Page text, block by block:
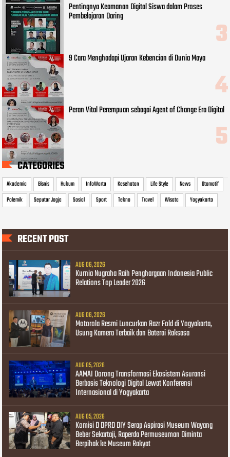
Pentingnya Keamanan Digital Siswa dalam Proses
Pembelajaran Daring
9 Cara Menghadapi Ujaran Kebencian di Dunia Maya
Peran Vital Perempuan sebagai Agent of Change Era Digital
CATEGORIES
Akademia Bisnis Hukum InfoWarta Kesehatan Life Style News
Otomotif
Polemik
Seputar Jogja Sosial Sport Tekno Travel Wisata Yogyakarta
RECENT POST
AUG 06, 2026
Kurnia Nugraha Raih Penghargaan Indonesia Public
Relations Top Leader 2026
AUG 06, 2026
Motorola Resmi Luncurkan Razr Fold di Yogyakarta,
Usung Kamera Terbaik dan Baterai Raksasa
AUG 05, 2026
AAMAI Dorong Transformasi Ekosistem Asuransi
Berbasis Teknologi Digital Lewat Konferensi
Internasional di Yogyakarta
AUG 05, 2026
Komisi D DPRD DIY Serap Aspirasi Museum Wayang
Beber Sekartaji, Raperda Permuseuman Diminta
Berpihak ke Museum Rakyat